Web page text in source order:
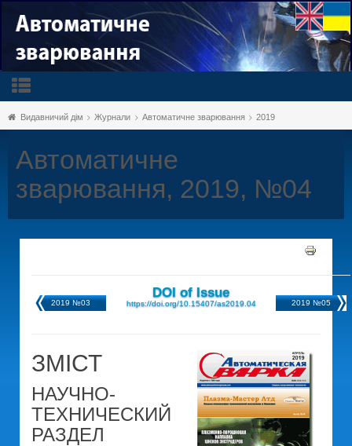
Видавничий дім Журнали Автоматичне зварювання 2019
Автоматичне
зварювання, 2019, №04
2019 №03
DOI of Issue
https://doi.org/10.15407/as2019.04 2019 №05
ЗМІСТ
НАУЧНО-
ТЕХНИЧЕСКИЙ
РАЗДЕЛ